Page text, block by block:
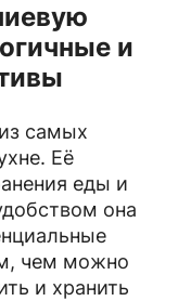
и
самых
Её
еды и
она
чем можно
и хранить